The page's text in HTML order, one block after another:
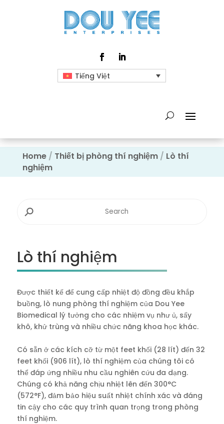
Tiếng Việt
Home/ Thiết bị phòng thí nghiệm/ Lò thí
nghiệm
⚲
Lò thí nghiệm
Được thiết kế để cung cấp nhiệt độ đồng đều khắp
buồng, lò nung phòng thí nghiệm của Dou Yee
Biomedical lý tưởng cho các nhiệm vụ như ủ, sấy
khô, khử trùng và nhiều chức năng khoa học khác.
Có sẵn ở các kích cỡ từ một feet khối (28 lít) đến 32
feet khối (906 lít), lò thí nghiệm của chúng tôi có
thể đáp ứng nhiều nhu cầu nghiên cứu đa dạng.
Chúng có khả năng chịu nhiệt lên đến 300°C
(572°F), đảm bảo hiệu suất nhiệt chính xác và đáng
tin cậy cho các quy trình quan trọng trong phòng
thí nghiệm.